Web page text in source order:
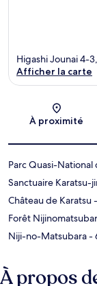
Higashi Jounai 4-
Afficher la carte
À proximité
Parc Quasi-National
Sanctuaire Karatsu-
Château de Karatsu
Forêt
Niji-no-Matsubara-
À propos